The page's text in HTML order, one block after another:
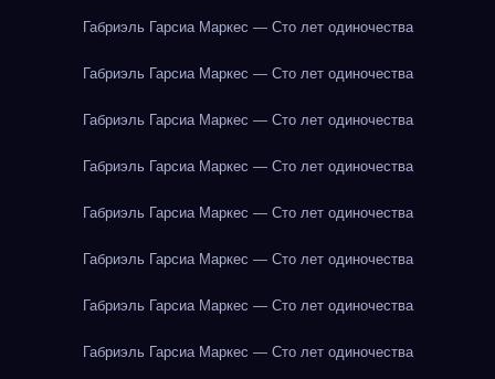
Габриэль Гарсиа Маркес — Сто лет одиночества
Габриэль Гарсиа Маркес — Сто лет одиночества
Габриэль Гарсиа Маркес — Сто лет одиночества
Габриэль Гарсиа Маркес — Сто лет одиночества
Габриэль Гарсиа Маркес — Сто лет одиночества
Габриэль Гарсиа Маркес — Сто лет одиночества
Габриэль Гарсиа Маркес — Сто лет одиночества
Габриэль Гарсиа Маркес — Сто лет одиночества